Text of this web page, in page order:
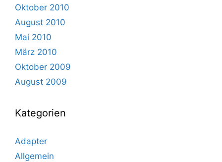
Oktober 2010
August 2010
Mai 2010
März 2010
Oktober 2009
August 2009
Kategorien
Adapter
Allgemein